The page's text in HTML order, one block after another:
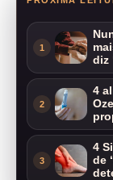
1
diz
2
4
3
4
de